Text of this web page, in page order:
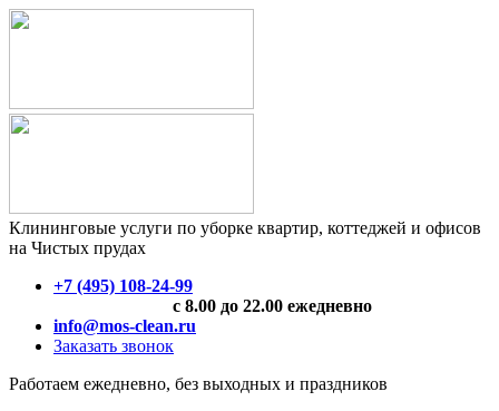
Клининговые услуги по уборке квартир, коттеджей и офисов
на Чистых прудах
+7 (495) 108-24-99
с 8.00 до 22.00 ежедневно
info@mos-clean.ru
Заказать звонок
Работаем ежедневно, без выходных и праздников